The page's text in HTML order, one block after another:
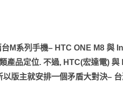
台M系列手機– HTC ONE M8 與
產品定位. 不過, HTC(宏達電) 與
以版主就安排一個矛盾大對決–